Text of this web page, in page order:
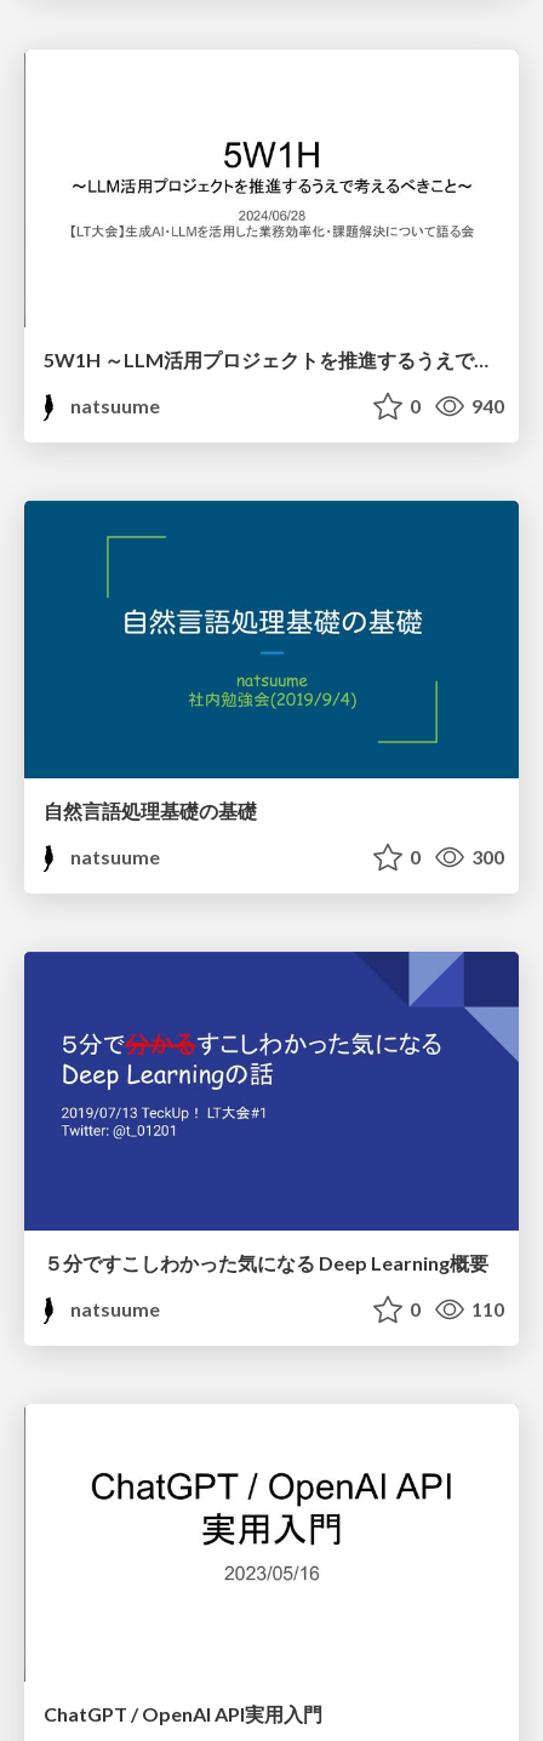
5W1H ～LLM活用プロジェクトを推進するうえで考えるべきこと～
natsuume
0 940
自然言語処理基礎の基礎
natsuume
0 300
５分ですこしわかった気になる Deep Learning概要
natsuume
0 110
ChatGPT / OpenAI API実用入門